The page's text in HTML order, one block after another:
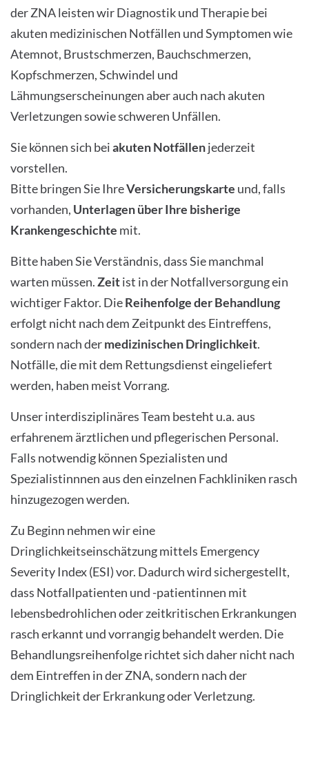
Impressum
Datenschutz
der ZNA leisten wir Diagnostik und Therapie bei
akuten medizinischen Notfällen und Symptomen wie
Atemnot, Brustschmerzen, Bauchschmerzen,
Kopfschmerzen, Schwindel und
Lähmungserscheinungen aber auch nach akuten
Verletzungen sowie schweren Unfällen.
Sie können sich beiakuten Notfällenjederzeit
vorstellen.
Bitte bringen Sie IhreVersicherungskarte und, falls
vorhanden, Unterlagen über Ihre bisherige
Krankengeschichte mit.
Bitte haben Sie Verständnis, dass Sie manchmal
warten müssen.Zeitist in der Notfallversorgung ein
wichtiger Faktor. DieReihenfolge der Behandlung
erfolgt nicht nach dem Zeitpunkt des Eintreffens,
sondern nach dermedizinischen Dringlichkeit.
Notfälle, die mit dem Rettungsdienst eingeliefert
werden, haben meist Vorrang.
Unser interdisziplinäres Team besteht u.a. aus
erfahrenem ärztlichen und pflegerischen Personal.
Falls notwendig können Spezialisten und
Spezialistinnnen aus den einzelnen Fachkliniken rasch
hinzugezogen werden.
Zu Beginn nehmen wir eine
Dringlichkeitseinschätzung mittels Emergency
Severity Index (ESI) vor. Dadurch wird sichergestellt,
dass Notfallpatienten und -patientinnen mit
lebensbedrohlichen oder zeitkritischen Erkrankungen
rasch erkannt und vorrangig behandelt werden. Die
Behandlungsreihenfolge richtet sich daher nicht nach
dem Eintreffen in der ZNA, sondern nach der
Dringlichkeit der Erkrankung oder Verletzung.